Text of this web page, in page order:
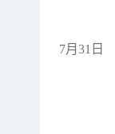
7月31日